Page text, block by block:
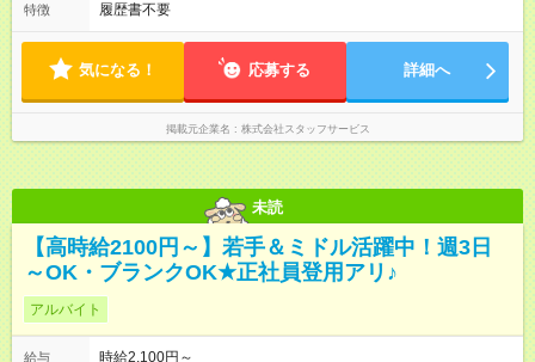
特徴 履歴書不要
気になる！ 応募する 詳細へ
掲載元企業名 株式会社スタッフサービス
未読
【高時給2100円～】若手＆ミドル活躍中！週3日
～OK・ブランクOK★正社員登用アリ♪
アルバイト
給与
時給2,100円～